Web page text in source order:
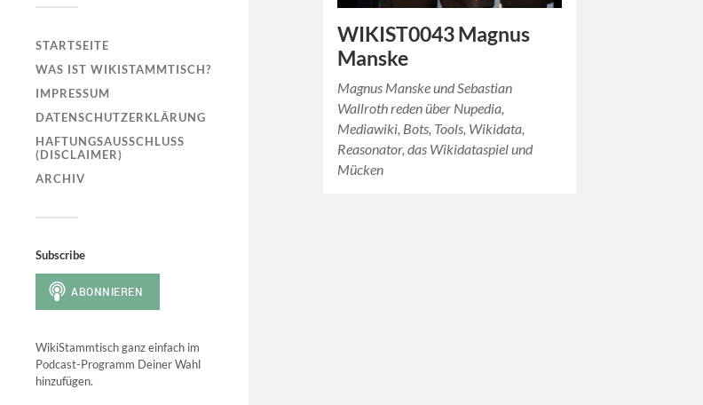
STARTSEITE
WAS IST WIKISTAMMTISCH?
IMPRESSUM
DATENSCHUTZERKLÄRUNG
HAFTUNGSAUSSCHLUSS
(DISCLAIMER)
ARCHIV
Subscribe
WikiStammtisch ganz einfach im
Podcast-Programm Deiner Wahl
hinzufügen.
WIKIST0043 Magnus
Manske
Magnus Manske und Sebastian
Wallroth reden über Nupedia,
Mediawiki, Bots, Tools, Wikidata,
Reasonator, das Wikidataspiel und
Mücken